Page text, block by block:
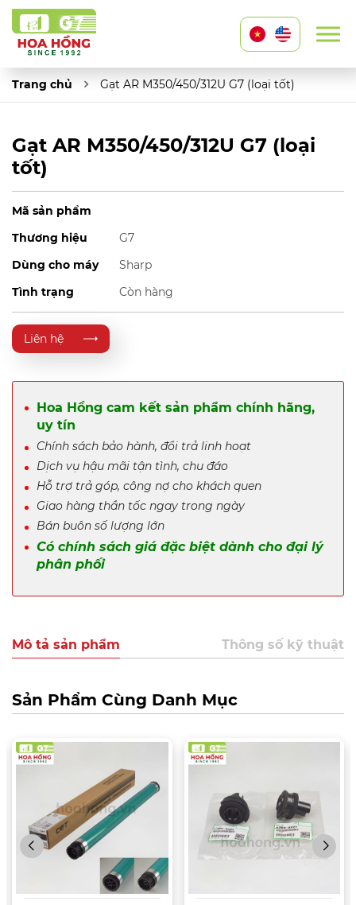
Trang chủ Gạt AR M350/450/312U G7 (loại tốt)
Gạt AR M350/450/312U G7 (loại
tốt)
Mã sản phẩm
Thương hiệu
G7
Dùng cho máy
Sharp
Tình trạng
Còn hàng
Liên hệ
Hoa Hồng cam kết sản phẩm chính hãng,
uy tín
Chính sách bảo hành, đổi trả linh hoạt
Dịch vụ hậu mãi tận tình, chu đáo
Hỗ trợ trả góp, công nợ cho khách quen
Giao hàng thần tốc ngay trong ngày
Bán buôn số lượng lớn
Có chính sách giá đặc biệt dành cho đại lý
phân phối
Mô tả sản phẩm Thông số kỹ thuật
Sản Phẩm Cùng Danh Mục